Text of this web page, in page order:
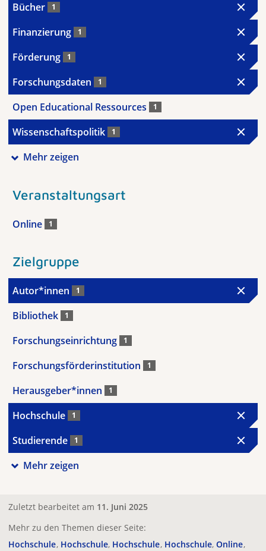
Bücher 1
Finanzierung 1
Förderung 1
Forschungsdaten 1
Open Educational Ressources 1
Wissenschaftspolitik 1
Mehr zeigen
Veranstaltungsart
Online 1
Zielgruppe
Autor*innen 1
Bibliothek 1
Forschungseinrichtung 1
Forschungsförderinstitution 1
Herausgeber*innen 1
Hochschule 1
Studierende 1
Mehr zeigen
Zuletzt bearbeitet am 11. Juni 2025
Mehr zu den Themen dieser Seite:
Hochschule Hochschule Hochschule Hochschule Online